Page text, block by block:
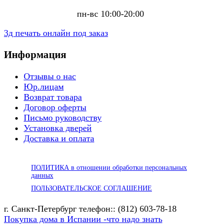
пн-вс 10:00-20:00
3д печать онлайн под заказ
Информация
Отзывы о нас
Юр.лицам
Возврат товара
Договор оферты
Письмо руководству
Установка дверей
Доставка и оплата
ПОЛИТИКА в отношении обработки персональных
данных
ПОЛЬЗОВАТЕЛЬСКОЕ СОГЛАШЕНИЕ
г. Санкт-Петербург телефон:: (812) 603-78-18
Покупка дома в Испании -что надо знать